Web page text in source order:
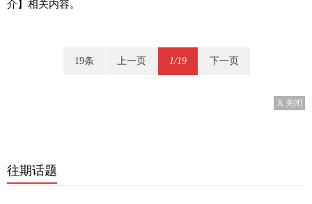
介】相关内容。
19条 上一页 1/19 下一页
X 关闭
往期话题